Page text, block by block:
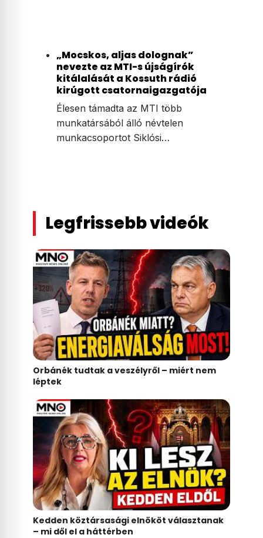
„Mocskos, aljas dolognak”
nevezte az MTI-s újságírók
kitálalását a Kossuth rádió
kirúgott csatornaigazgatója
Élesen támadta az MTI több
munkatársából álló névtelen
munkacsoportot Siklósi…
Legfrissebb videók
Orbánék tudtak a veszélyről – miért nem
léptek
Kedden köztársasági elnököt választanak
– mi dől el a háttérben